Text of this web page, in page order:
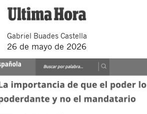
Gabriel Buades Castella
26 de mayo de 2026